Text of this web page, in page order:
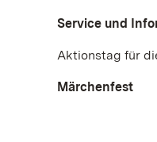
Service und
Aktionstag für
Märchenfest